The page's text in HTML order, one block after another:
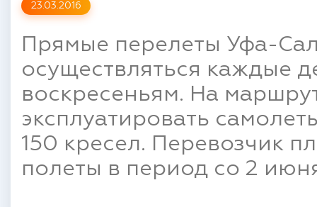
23.03.2016
Прямые перелеты Уфа-
осуществляться каждые
воскресеньям. На
эксплуатировать
150 кресел. Перевозчик
полеты в период со 2